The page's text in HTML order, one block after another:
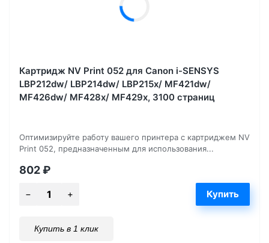
Картридж NV Print 052 для Canon i-SENSYS
LBP212dw/ LBP214dw/ LBP215x/ MF421dw/
MF426dw/ MF428x/ MF429x, 3100 страниц
Оптимизируйте работу вашего принтера с картриджем NV
Print 052, предназначенным для использования...
802₽
Купить в 1 клик